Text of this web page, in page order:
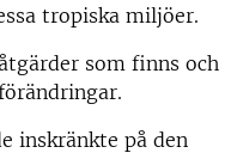
tropiska miljöer.
som finns och
inskränkte på den